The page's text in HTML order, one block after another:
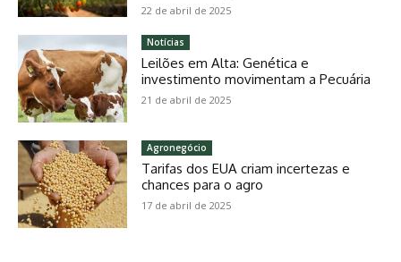
22 de abril de 2025
Notícias
Leilões em Alta: Genética e
investimento movimentam a Pecuária
21 de abril de 2025
Agronegócio
Tarifas dos EUA criam incertezas e
chances para o agro
17 de abril de 2025